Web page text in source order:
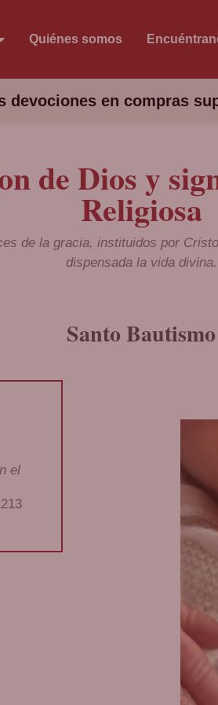
Quiénes somos
devociones en compras
de Dios y
Religiosa
de la gracia, instituidos por
dispensada la vida divina.
Santo Bautismo
el